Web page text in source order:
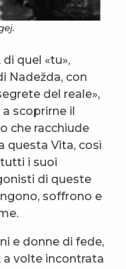
quel «tu»,
Nadežda, con
del reale»,
scoprirne il
che racchiude
questa Vita, così
i suoi
di queste
soffrono e
e donne di fede,
a volte incontrata